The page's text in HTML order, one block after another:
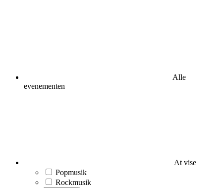
Alle
evenementen
At vise
Popmusik
Rockmusik